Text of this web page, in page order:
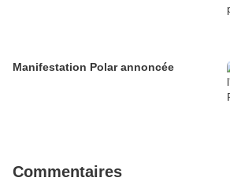
Manifestation Polar annoncée
Commentaires